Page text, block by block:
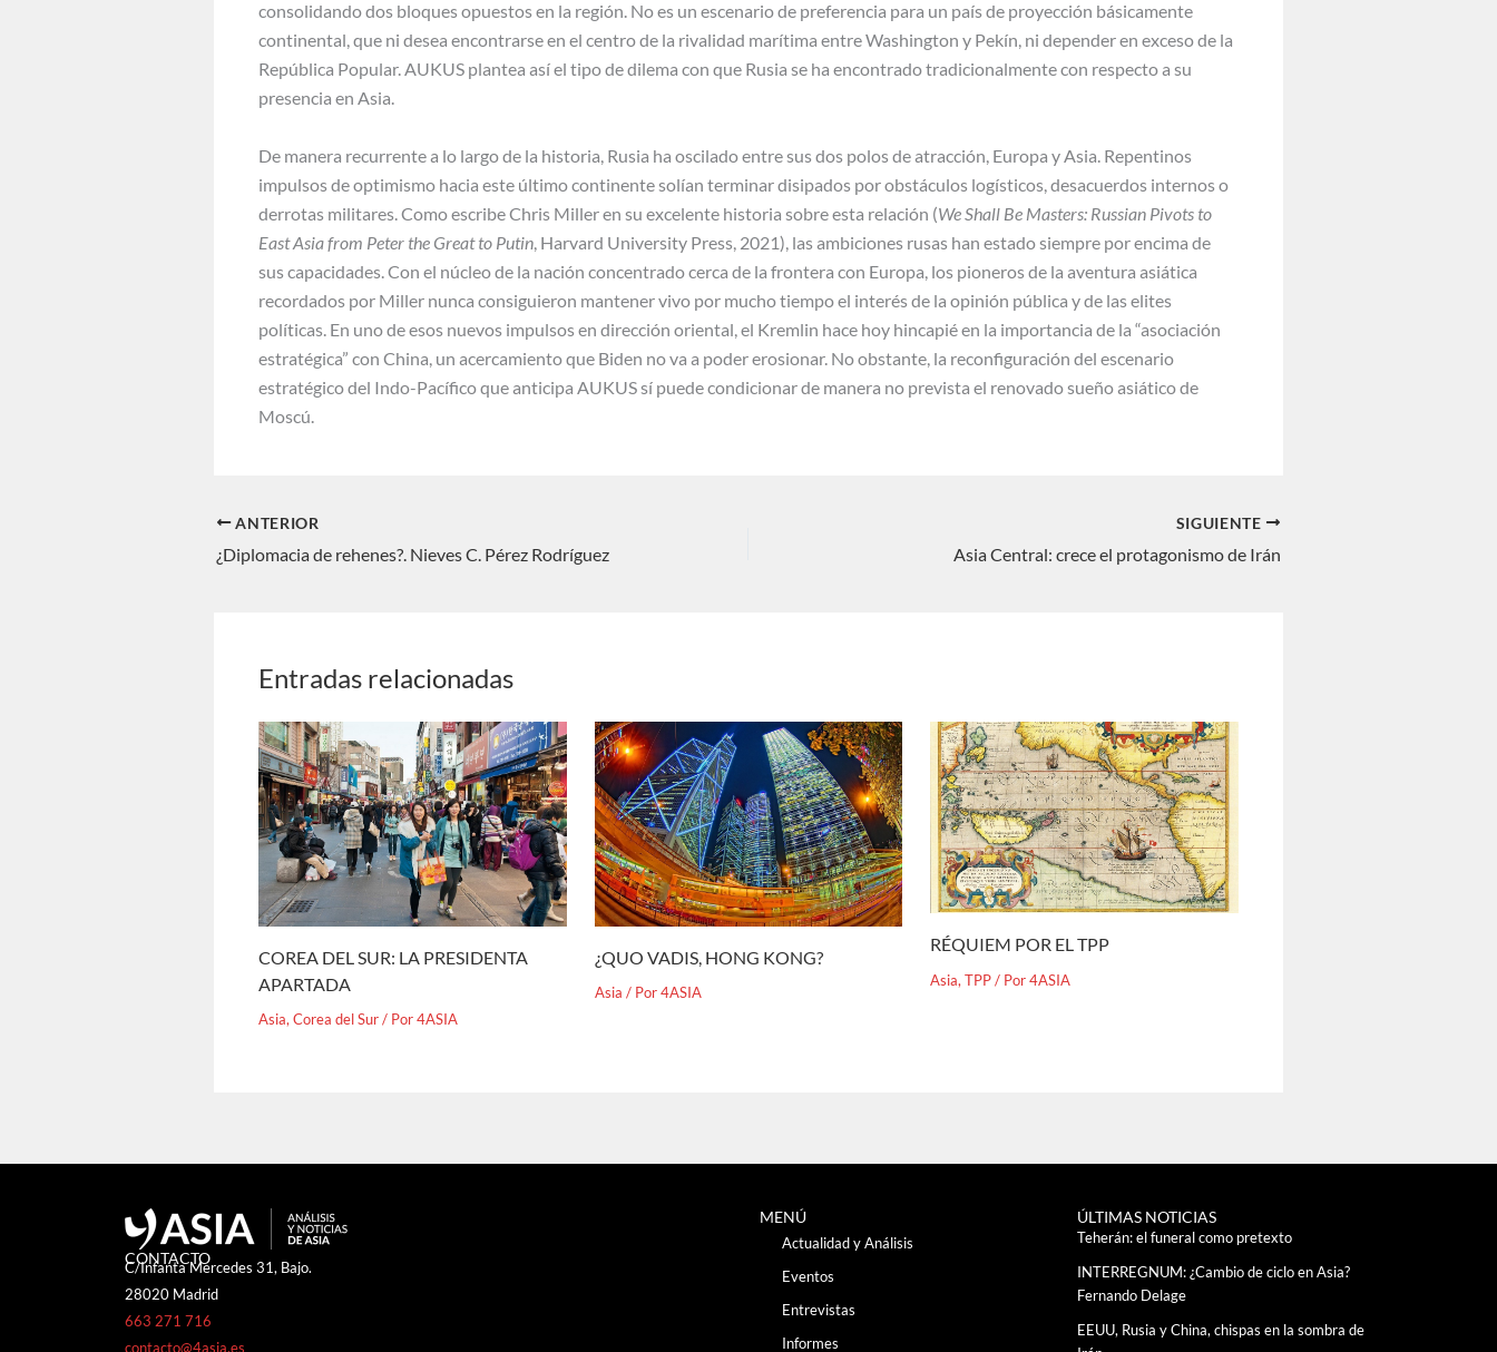
consolidando dos bloques opuestos en la región. No es un escenario de preferencia para un país de proyección básicamente
continental, que ni desea encontrarse en el centro de la rivalidad marítima entre Washington y Pekín, ni depender en exceso de la
República Popular. AUKUS plantea así el tipo de dilema con que Rusia se ha encontrado tradicionalmente con respecto a su
presencia en Asia.
De manera recurrente a lo largo de la historia, Rusia ha oscilado entre sus dos polos de atracción, Europa y Asia. Repentinos
impulsos de optimismo hacia este último continente solían terminar disipados por obstáculos logísticos, desacuerdos internos o
derrotas militares. Como escribe Chris Miller en su excelente historia sobre esta relación (We Shall Be Masters: Russian Pivots to
East Asia from Peter the Great to Putin , Harvard University Press, 2021), las ambiciones rusas han estado siempre por encima de
sus capacidades. Con el núcleo de la nación concentrado cerca de la frontera con Europa, los pioneros de la aventura asiática
recordados por Miller nunca consiguieron mantener vivo por mucho tiempo el interés de la opinión pública y de las elites
políticas. En uno de esos nuevos impulsos en dirección oriental, el Kremlin hace hoy hincapié en la importancia de la “asociación
estratégica” con China, un acercamiento que Biden no va a poder erosionar. No obstante, la reconfiguración del escenario
estratégico del Indo-Pacífico que anticipa AUKUS sí puede condicionar de manera no prevista el renovado sueño asiático de
Moscú.
ANTERIOR
¿Diplomacia de rehenes?. Nieves C. Pérez Rodríguez
SIGUIENTE
Asia Central: crece el protagonismo de Irán
Entradas relacionadas
COREA DEL SUR: LA PRESIDENTA
APARTADA
Asia,Corea del Sur/ Por4ASIA
¿QUO VADIS, HONG KONG?
Asia / Por4ASIA
RÉQUIEM POR EL TPP
Asia,TPP/ Por4ASIA
CONTACTO
C/Infanta Mercedes 31, Bajo.
28020 Madrid
663 271 716
contacto@4asia.es
MENÚ
Actualidad y Análisis
Eventos
Entrevistas
Informes
ÚLTIMAS NOTICIAS
Teherán: el funeral como pretexto
INTERREGNUM: ¿Cambio de ciclo en Asia?
Fernando Delage
EEUU, Rusia y China, chispas en la sombra de